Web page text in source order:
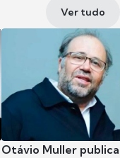
Ver tudo
Otávio Muller